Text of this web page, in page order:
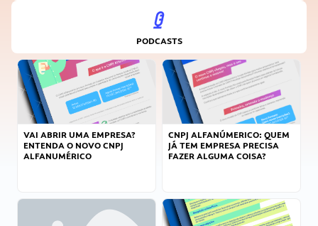
PODCASTS
VAI ABRIR UMA EMPRESA?
ENTENDA O NOVO CNPJ
ALFANUMÉRICO
CNPJ ALFANÚMERICO: QUEM
JÁ TEM EMPRESA PRECISA
FAZER ALGUMA COISA?